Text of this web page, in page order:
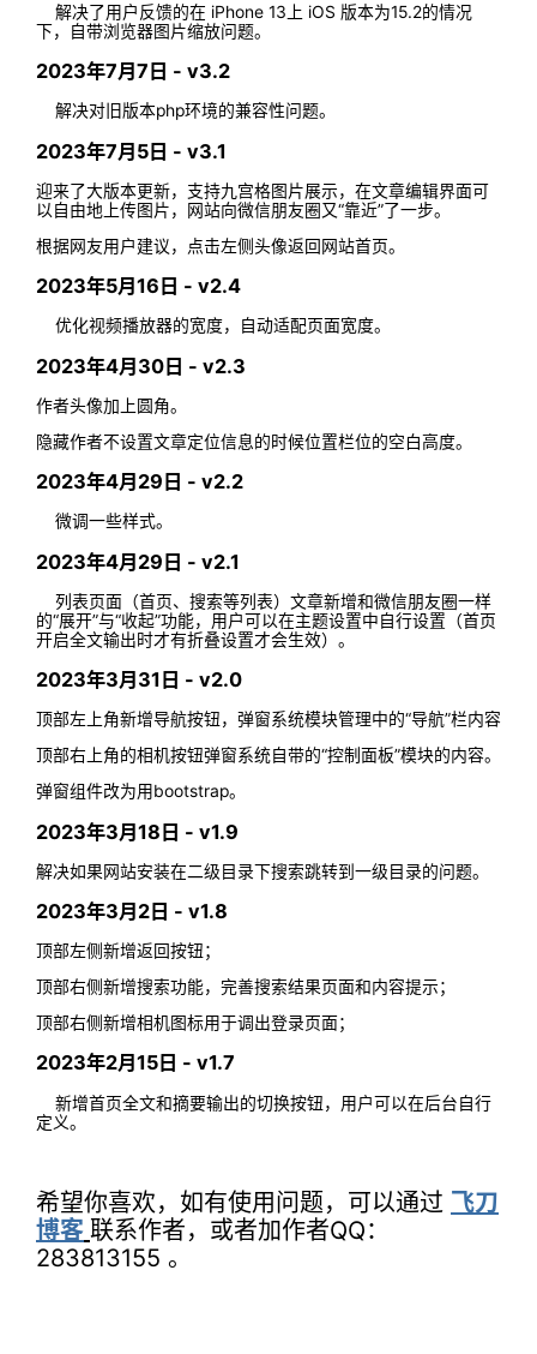
解决了用户反馈的在 iPhone 13上 iOS 版本为15.2的情况
下，自带浏览器图片缩放问题。
2023年7月7日 - v3.2
解决对旧版本php环境的兼容性问题。
2023年7月5日 - v3.1
迎来了大版本更新，支持九宫格图片展示，在文章编辑界面可
以自由地上传图片，网站向微信朋友圈又“靠近”了一步。
根据网友用户建议，点击左侧头像返回网站首页。
2023年5月16日 - v2.4
优化视频播放器的宽度，自动适配页面宽度。
2023年4月30日 - v2.3
作者头像加上圆角。
隐藏作者不设置文章定位信息的时候位置栏位的空白高度。
2023年4月29日 - v2.2
微调一些样式。
2023年4月29日 - v2.1
列表页面（首页、搜索等列表）文章新增和微信朋友圈一样
的“展开”与“收起”功能，用户可以在主题设置中自行设置（首页
开启全文输出时才有折叠设置才会生效）。
2023年3月31日 - v2.0
顶部左上角新增导航按钮，弹窗系统模块管理中的“导航”栏内容。
顶部右上角的相机按钮弹窗系统自带的“控制面板”模块的内容。
弹窗组件改为用bootstrap。
2023年3月18日 - v1.9
解决如果网站安装在二级目录下搜索跳转到一级目录的问题。
2023年3月2日 - v1.8
顶部左侧新增返回按钮；
顶部右侧新增搜索功能，完善搜索结果页面和内容提示；
顶部右侧新增相机图标用于调出登录页面；
2023年2月15日 - v1.7
新增首页全文和摘要输出的切换按钮，用户可以在后台自行
定义。
希望你喜欢，如有使用问题，可以通过 飞刀
博客 联系作者，或者加作者QQ：
283813155 。